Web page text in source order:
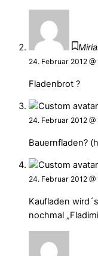
24. Februar 2012 @
Fladenbrot ?
24. Februar 2012 @
Bauernfladen?
24. Februar 2012 @
Kaufladen
nochmal